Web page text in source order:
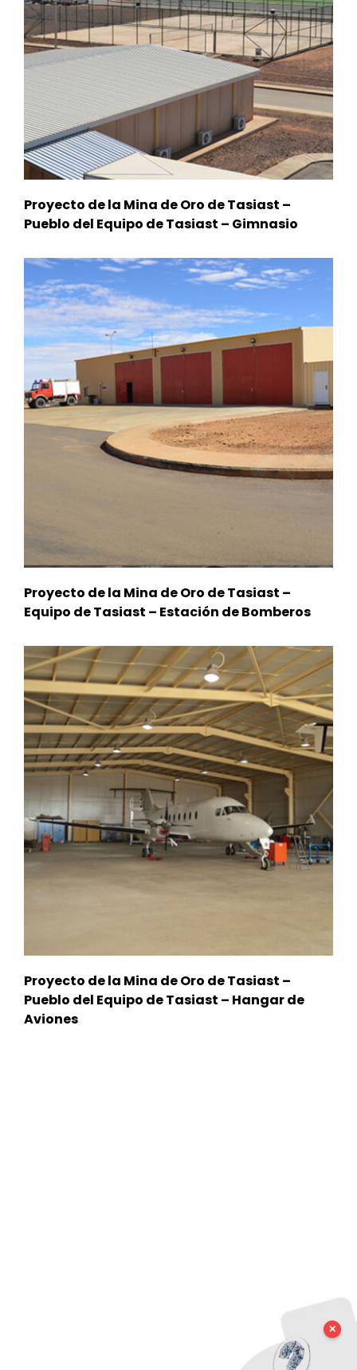
Proyecto de la Mina de Oro de Tasiast –
Pueblo del Equipo de Tasiast – Gimnasio
Proyecto de la Mina de Oro de Tasiast –
Equipo de Tasiast – Estación de Bomberos
Proyecto de la Mina de Oro de Tasiast –
Pueblo del Equipo de Tasiast – Hangar de
Aviones
✕